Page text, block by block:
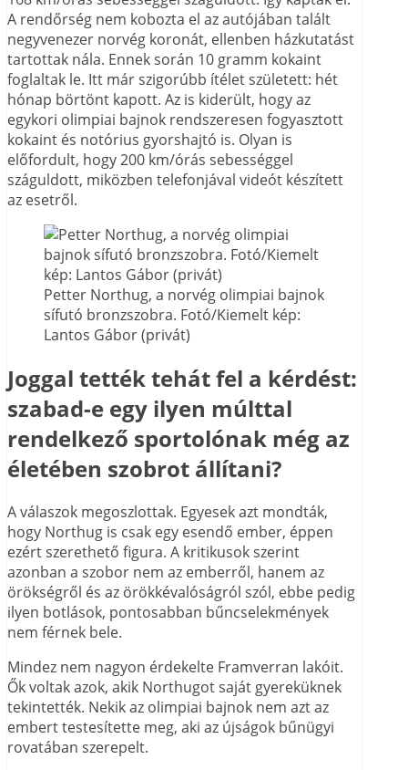
A rendőrség nem kobozta el az autójában talált
negyvenezer norvég koronát, ellenben házkutatást
tartottak nála. Ennek során 10 gramm kokaint
foglaltak le. Itt már szigorúbb ítélet született: hét
hónap börtönt kapott. Az is kiderült, hogy az
egykori olimpiai bajnok rendszeresen fogyasztott
kokaint és notórius gyorshajtó is. Olyan is
előfordult, hogy 200 km/órás sebességgel
száguldott, miközben telefonjával videót készített
az esetről.
Petter Northug, a norvég olimpiai bajnok
sífutó bronzszobra. Fotó/Kiemelt kép:
Lantos Gábor (privát)
Joggal tették tehát fel a kérdést:
szabad-e egy ilyen múlttal
rendelkező sportolónak még az
életében szobrot állítani?
A válaszok megoszlottak. Egyesek azt mondták,
hogy Northug is csak egy esendő ember, éppen
ezért szerethető figura. A kritikusok szerint
azonban a szobor nem az emberről, hanem az
örökségről és az örökkévalóságról szól, ebbe pedig
ilyen botlások, pontosabban bűncselekmények
nem férnek bele.
Mindez nem nagyon érdekelte Framverran lakóit.
Ők voltak azok, akik Northugot saját gyereküknek
tekintették. Nekik az olimpiai bajnok nem azt az
embert testesítette meg, aki az újságok bűnügyi
rovatában szerepelt.